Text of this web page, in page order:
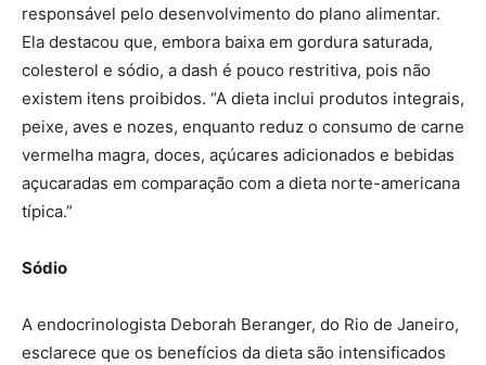
responsável pelo desenvolvimento do plano alimentar.
Ela destacou que, embora baixa em gordura saturada,
colesterol e sódio, a dash é pouco restritiva, pois não
existem itens proibidos. “A dieta inclui produtos integrais,
peixe, aves e nozes, enquanto reduz o consumo de carne
vermelha magra, doces, açúcares adicionados e bebidas
açucaradas em comparação com a dieta norte-americana
típica.”
Sódio
A endocrinologista Deborah Beranger, do Rio de Janeiro,
esclarece que os benefícios da dieta são intensificados